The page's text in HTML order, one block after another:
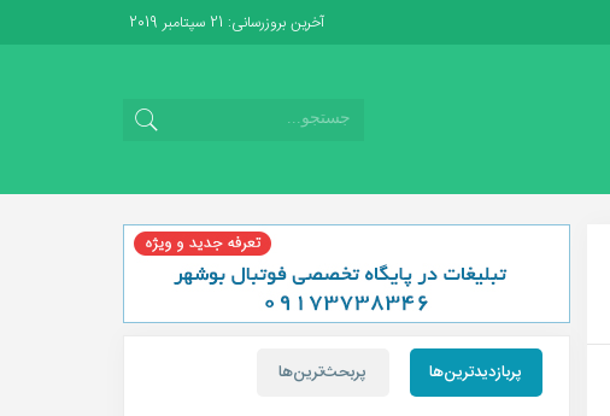
آخرین بروزرسانی: 21 سپتامبر 2019
پربازدیدترین‌ها پربحث‌ترین‌ها